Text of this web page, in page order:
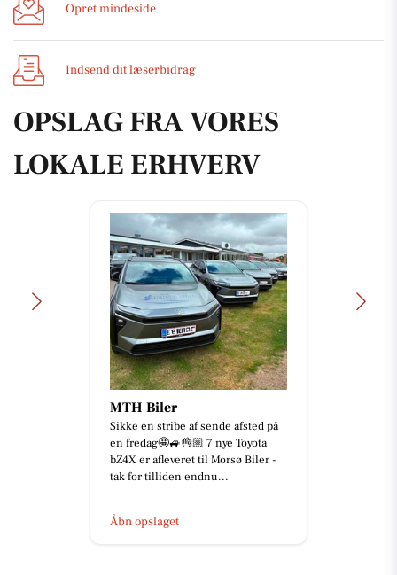
Opret mindeside
Indsend dit læserbidrag
OPSLAG FRA VORES
LOKALE ERHVERV
MTH Biler
Sikke en stribe af sende afsted på
en fredag🤩🚙👌🏼 7 nye Toyota
bZ4X er afleveret til Morsø Biler -
tak for tilliden endnu...
Åbn opslaget